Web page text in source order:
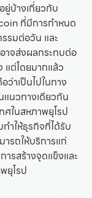
บ้างเกี่ยวกับ
ที่มีการกำหนด
รมต่อวัน และ
าจส่งผลกระทบต่อ
แต่โดยมากแล้ว
าเป็นไปในทาง
แนวทางเดียวกัน
ศในสหภาพยุโรป
ำให้ธุรกิจที่ได้รับ
รถให้บริการแก่
ารสร้างจุดแข็งและ
ยุโรป